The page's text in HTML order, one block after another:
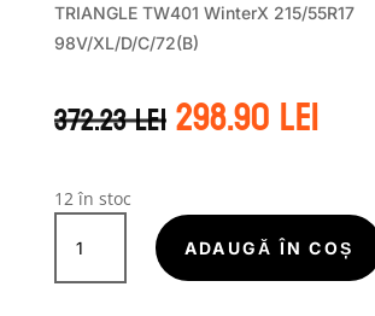
TRIANGLE TW401 WinterX 215/55R17
98V/XL/D/C/72(B)
372.23leiPrețul
inițial
372.23 lei.
298.90lei
12 în stoc
Cantitate
TRIANGLE
WINTERX
ADAUGĂ ÎN COȘ